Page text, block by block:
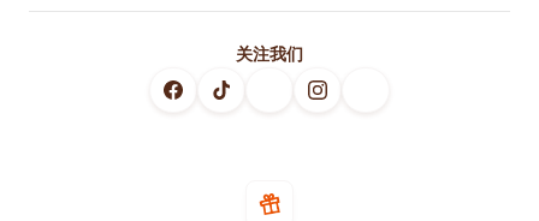
关注我们